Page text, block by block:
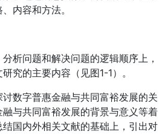
内容和方法。
析问题和解决问题的逻辑顺序上，
究的主要内容（见图1-1）。
数字普惠金融与共同富裕发展的关
与共同富裕发展的背景与意义等着
国内外相关文献的基础上，引出对